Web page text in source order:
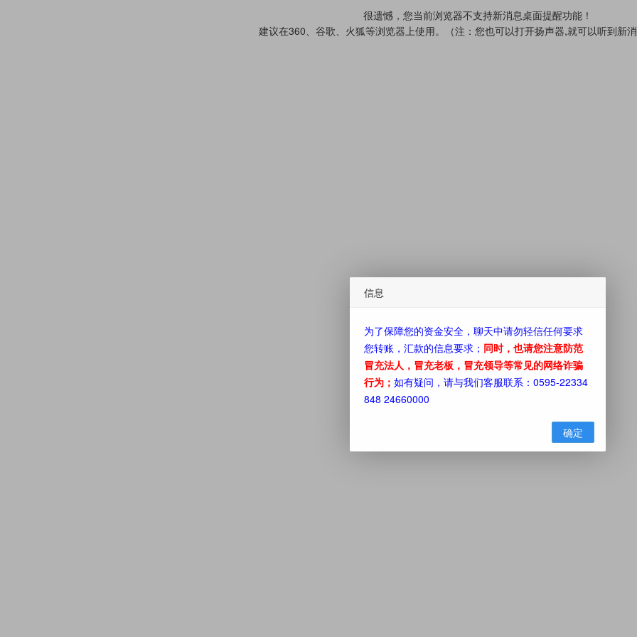
很遗憾，您当前浏览器不支持新消息桌面提醒功能！
建议在360、谷歌、火狐等浏览器上使用。（注：您也可以打开扬声器,就可以听到新消
信息
为了保障您的资金安全，聊天中请勿轻信任何要求
您转账，汇款的信息要求； 同时，也请您注意防范
冒充法人，冒充老板，冒充领导等常见的网络诈骗
行为； 如有疑问，请与我们客服联系：0595-22334
848 24660000
确定